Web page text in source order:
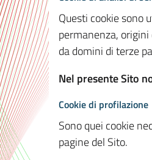
Questi cookie sono
permanenza,
da domini di terze
Nel presente Sito
Cookie di profilazione
Sono quei cookie
pagine del Sito.